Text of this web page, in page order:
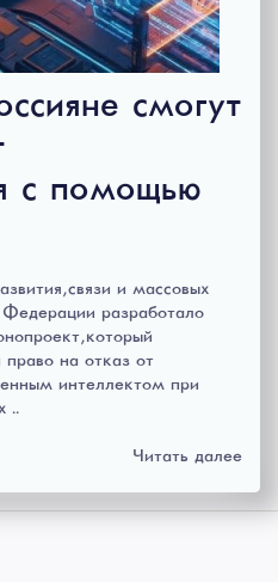
смогут
с помощью
связи и массовых
разработало
который
на отказ от
интеллектом при
..
Читать далее